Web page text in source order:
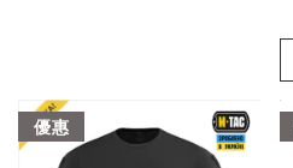
優惠